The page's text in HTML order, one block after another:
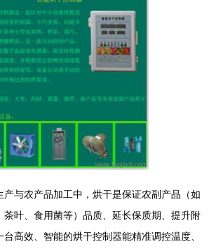
产与农产品加工中，烘干是保证农副产品（如
茶叶、食用菌等）品质、延长保质期、提升附
高效、智能的烘干控制器能精准调控温度、